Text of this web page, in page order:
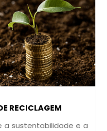
RECICLAGEM
a sustentabilidade e a